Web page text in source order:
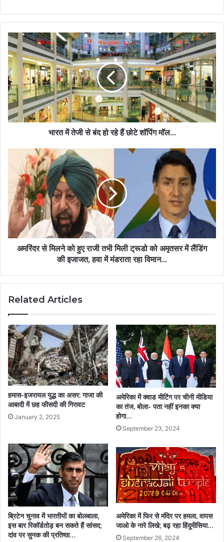
भारत में तेजी से बंद हो रहे हैं छोटे शॉपिंग मॉल...
अमरिंदर से मिलने को हुए राजी तभी मिली ट्रूडो को अमृतसर में लैंडिंग
की इजाजत, हवा में मंडराता रहा विमान...
Related Articles
हमास-इजरायल युद्ध का असर: गाजा की
आबादी में छह फीसदी की गिरावट
January 2, 2025
अमेरिका में क्वाड मीटिंग पर चीनी मीडिया
का तंज, बोला- पता नहीं इनका क्या
होगा…
September 23, 2024
ब्रिटेन चुनाव में भारतीयों का बोलबाला,
इस बार रिकॉर्डतोड़ बन सकते हैं सांसद;
दांव पर सुनक की प्रतिष्ठा…
अमेरिका में फिर से मंदिर पर हमला, वापस
जाओ के नारे लिखे; बढ़ रहा हिंदूमीसिया…
September 26, 2024